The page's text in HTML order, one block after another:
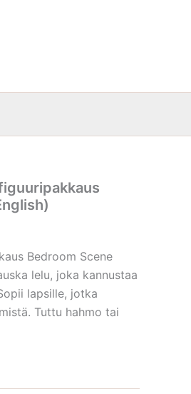
Bedroom Scene
lelu, joka kannustaa
lapsille, jotka
Tuttu hahmo tai